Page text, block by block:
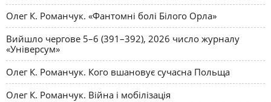
Олег К. Романчук. «Фантомні болі Білого Орла»
Вийшло чергове 5–6 (391–392), 2026 число журналу
«Універсум»
Олег К. Романчук. Кого вшановує сучасна Польща
Олег К. Романчук. Війна і мобілізація